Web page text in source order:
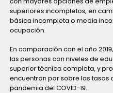
superiores incompletos, en
básica incompleta o media
ocupación.
En comparación con el año
las personas con niveles de
superior técnica completa, y
encuentran por sobre las tasas
pandemia del COVID-19.